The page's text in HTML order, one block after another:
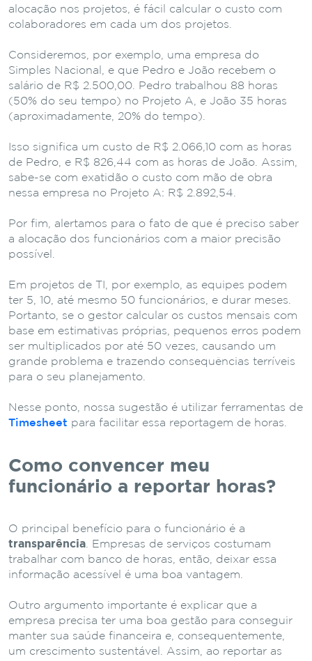
alocação nos projetos, é fácil calcular o custo com
colaboradores em cada um dos projetos.
Consideremos, por exemplo, uma empresa do
Simples Nacional, e que Pedro e João recebem o
salário de R$ 2.500,00. Pedro trabalhou 88 horas
(50% do seu tempo) no Projeto A, e João 35 horas
(aproximadamente, 20% do tempo).
Isso significa um custo de R$ 2.066,10 com as horas
de Pedro, e R$ 826,44 com as horas de João. Assim,
sabe-se com exatidão o custo com mão de obra
nessa empresa no Projeto A: R$ 2.892,54.
Por fim, alertamos para o fato de que é preciso saber
a alocação dos funcionários com a maior precisão
possível.
Em projetos de TI, por exemplo, as equipes podem
ter 5, 10, até mesmo 50 funcionários, e durar meses.
Portanto, se o gestor calcular os custos mensais com
base em estimativas próprias, pequenos erros podem
ser multiplicados por até 50 vezes, causando um
grande problema e trazendo consequências terríveis
para o seu planejamento.
Nesse ponto, nossa sugestão é utilizar ferramentas de
Timesheet para facilitar essa reportagem de horas.
Como convencer meu
funcionário a reportar horas?
O principal benefício para o funcionário é a
transparência . Empresas de serviços costumam
trabalhar com banco de horas, então, deixar essa
informação acessível é uma boa vantagem.
Outro argumento importante é explicar que a
empresa precisa ter uma boa gestão para conseguir
manter sua saúde financeira e, consequentemente,
um crescimento sustentável. Assim, ao reportar as